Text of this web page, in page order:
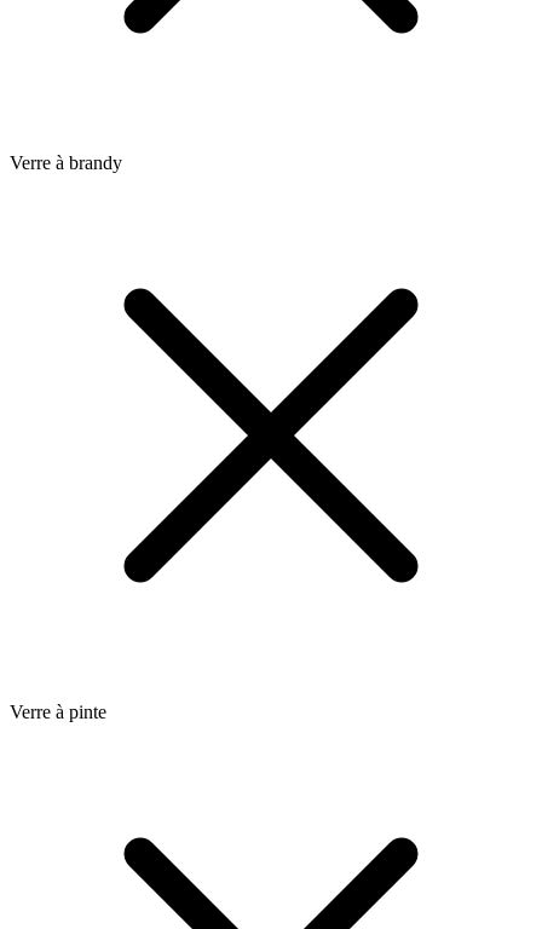
Verre à brandy
Verre à pinte